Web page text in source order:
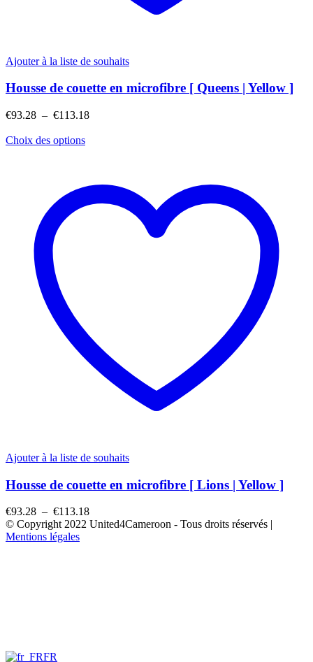
Ajouter à la liste de souhaits
Housse de couette en microfibre [ Queens | Yellow ]
€93.28 – €113.18Plage
Choix des options
Ajouter à la liste de souhaits
Housse de couette en microfibre [ Lions | Yellow ]
€93.28 – €113.18Plage
de
© Copyright 2022 United4Cameroon - Tous droits réservés |
Mentions légales
FR